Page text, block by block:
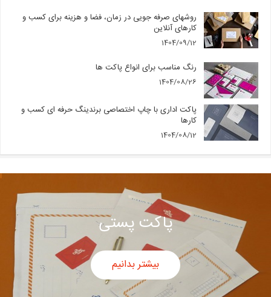
روشهای صرفه جویی در زمان، فضا و هزینه برای کسب و
کارهای آنلاین
1404/09/12
رنگ مناسب برای انواع پاکت ها
1404/08/26
پاکت اداری با چاپ اختصاصی برندینگ حرفه ای کسب و
کارها
1404/08/12
پاکت پستی
بیشتر بدانیم